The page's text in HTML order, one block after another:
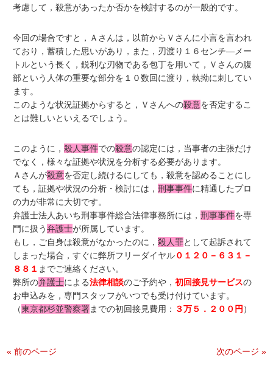
考慮して，殺意があったか否かを検討するのが一般的です。
今回の場合ですと，Ａさんは，以前からＶさんに小言を言われ
ており，蓄積した思いがあり，また，刃渡り１６センチ―メー
トルという長く，鋭利な刃物である包丁を用いて，Ｖさんの腹
部という人体の重要な部分を１０数回に渡り，執拗に刺してい
ます。
このような状況証拠からすると，Ｖさんへの殺意を否定するこ
とは難しいといえるでしょう。
このように，殺人事件での殺意の認定には，当事者の主張だけ
でなく，様々な証拠や状況を分析する必要があります。
Ａさんが殺意を否定し続けるにしても，殺意を認めることにし
ても，証拠や状況の分析・検討には，刑事事件に精通したプロ
の力が非常に大切です。
弁護士法人あいち刑事事件総合法律事務所には，刑事事件を専
門に扱う弁護士が所属しています。
もし，ご自身は殺意がなかったのに，殺人罪として起訴されて
しまった場合，すぐに弊所フリーダイヤル０１２０－６３１－
８８１ までご連絡ください。
弊所の弁護士による法律相談のご予約や，初回接見サービスの
お申込みを，専門スタッフがいつでも受け付けています。
（東京都杉並警察署までの初回接見費用： ３万５．２００円 ）
« 前のページ 次のページ »